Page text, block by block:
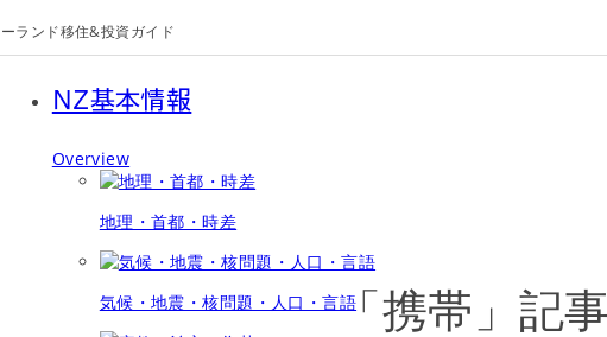
ランド移住&投資ガイド
NZ基本情報
Overview
地理・首都・時差
気候・地震・核問題・人口・言語「携帯」記